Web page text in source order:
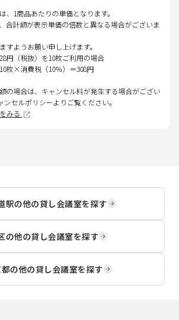
1商品あたりの単価となります。
合計額が表示単価の倍数と異なる場合がございま
すようお願い申し上げます。
円（税抜）を10枚ご利用の場合
枚×消費税（10％）＝308円
の場合は、キャンセル料が発生する場合がござい
ンセルポリシーよりご覧ください。
みる
駅の他の貸し会議室を探す
の他の貸し会議室を探す
の他の貸し会議室を探す